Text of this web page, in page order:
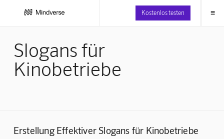
Kostenlos testen ≡
Slogans für
Kinobetriebe
Erstellung Effektiver Slogans für Kinobetriebe